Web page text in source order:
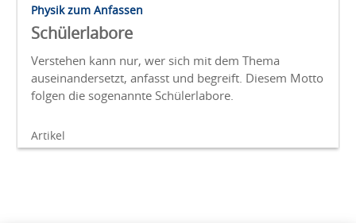
Physik zum Anfassen
Schülerlabore
Verstehen kann nur, wer sich mit dem Thema
auseinandersetzt, anfasst und begreift. Diesem Motto
folgen die sogenannte Schülerlabore.
Artikel